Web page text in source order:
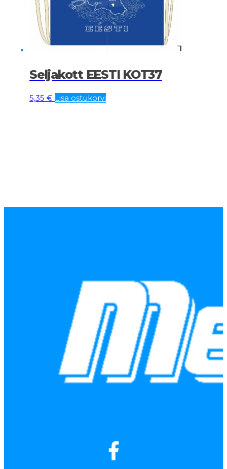
Seljakott EESTI KOT37
5,35 € Lisa ostukorvi